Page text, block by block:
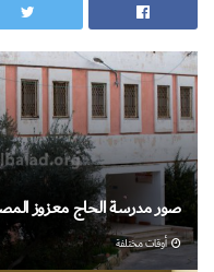
صور مدرسة الحاج معزوز
أوقات مختلفة